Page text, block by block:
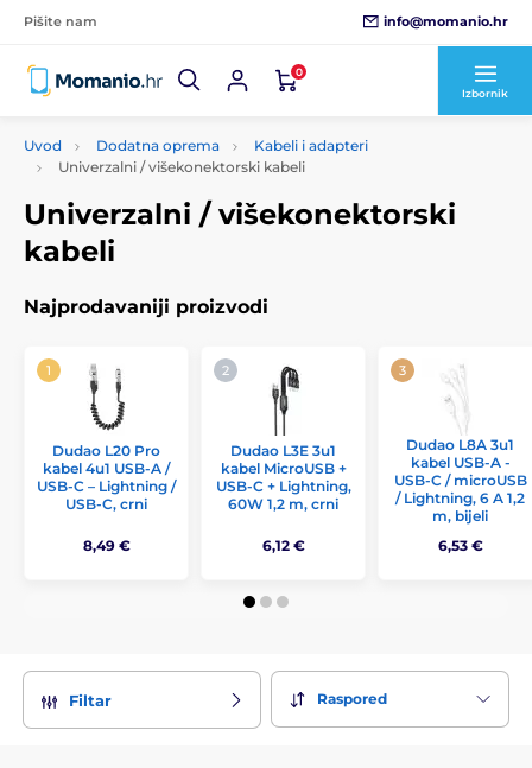
Pišite nam info@momanio.hr
0
Izbornik
Uvod Dodatna oprema
Kabeli i adapteri
Univerzalni / višekonektorski kabeli
Univerzalni / višekonektorski
kabeli
Najprodavaniji proizvodi
Dudao L20 Pro
kabel 4u1 USB-A /
USB-C – Lightning /
USB-C, crni
8,49 €
Dudao L3E 3u1
kabel MicroUSB +
USB-C + Lightning,
60W 1,2 m, crni
6,12 €
Dudao L8A 3u1
kabel USB-A -
USB-C / microUSB
/ Lightning, 6 A 1,2
m, bijeli
6,53 €
Filtar Raspored